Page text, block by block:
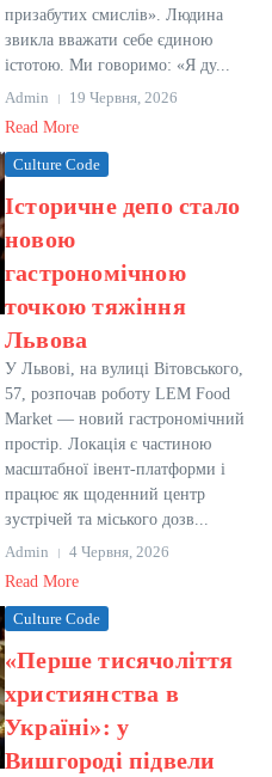
призабутих смислів». Людина
звикла вважати себе єдиною
істотою. Ми говоримо: «Я ду...
Admin
19 Червня, 2026
Read More
Culture Code
Історичне депо стало
новою
гастрономічною
точкою тяжіння
Львова
У Львові, на вулиці Вітовського,
57, розпочав роботу LEM Food
Market — новий гастрономічний
простір. Локація є частиною
масштабної івент-платформи і
працює як щоденний центр
зустрічей та міського дозв...
Admin
4 Червня, 2026
Read More
Culture Code
«Перше тисячоліття
християнства в
Україні»: у
Вишгороді підвели